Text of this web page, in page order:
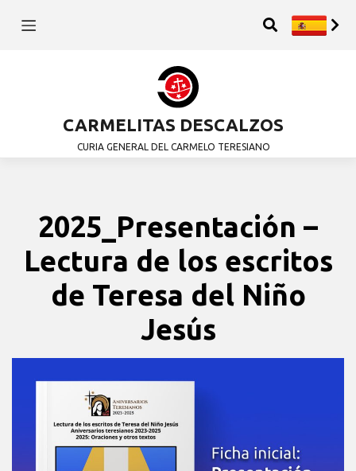
CARMELITAS DESCALZOS
CURIA GENERAL DEL CARMELO TERESIANO
2025_Presentación –
Lectura de los escritos
de Teresa del Niño
Jesús